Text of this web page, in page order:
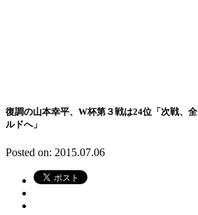
復調の山本幸平、W杯第３戦は24位「次戦、
ルドへ」
Posted on: 2015.07.06